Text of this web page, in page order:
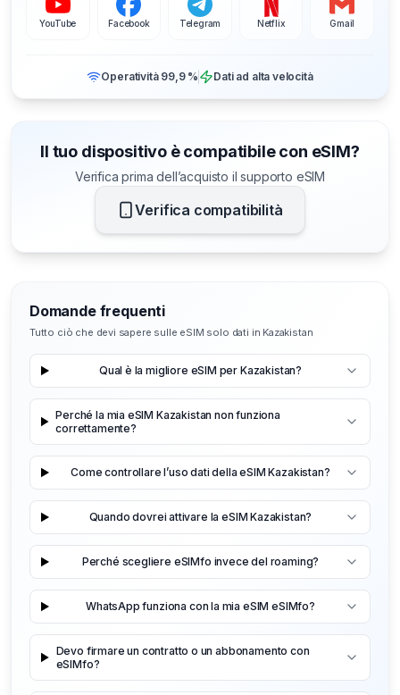
YouTube Facebook Telegram Netflix Gmail
Operatività 99,9 % Dati ad alta velocità
Il tuo dispositivo è compatibile con eSIM?
Verifica prima dell’acquisto il supporto eSIM
Verifica compatibilità
Domande frequenti
Tutto ciò che devi sapere sulle eSIM solo dati in Kazakistan
Qual è la migliore eSIM per Kazakistan?
Perché la mia eSIM Kazakistan non funziona
correttamente?
Come controllare l’uso dati della eSIM Kazakistan?
Quando dovrei attivare la eSIM Kazakistan?
Perché scegliere eSIMfo invece del roaming?
WhatsApp funziona con la mia eSIM eSIMfo?
Devo firmare un contratto o un abbonamento con
eSIMfo?